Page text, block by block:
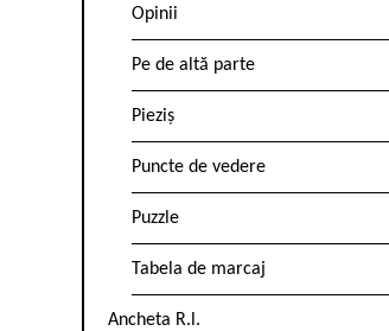
Opinii
Pe de altă parte
Pieziș
Puncte de vedere
Puzzle
Tabela de marcaj
Ancheta R.l.